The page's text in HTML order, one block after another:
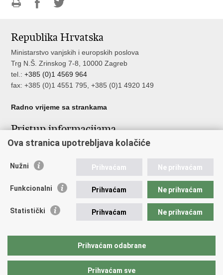
Facebooku
Twitteru
Republika Hrvatska
Ministarstvo vanjskih i europskih poslova
Trg N.Š. Zrinskog 7-8, 10000 Zagreb
tel.:+385 (0)1 4569 964
fax: +385 (0)1 4551 795, +385 (0)1 4920 149
Radno vrijeme sa strankama
Pristup informacijama
Pristup informacijama
Nepravilnosti
Javna nabava u MVEP-u
Nadzor rada i unutarnja revizija službe vanjskih poslova
Ova stranica upotrebljava kolačiće
Nužni Prihvaćam Ne prihvaćam
Funkcionalni Prihvaćam Ne prihvaćam
Statistički Prihvaćam Ne prihvaćam
Prihvaćam odabrane
Prihvaćam sve